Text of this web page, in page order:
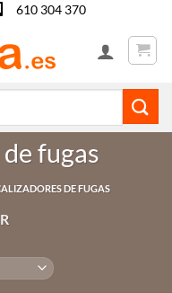
610 304 370
fugas
DE FUGAS